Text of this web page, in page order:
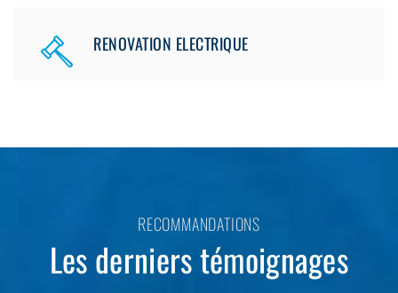
RENOVATION ELECTRIQUE
RECOMMANDATIONS
Les derniers témoignages